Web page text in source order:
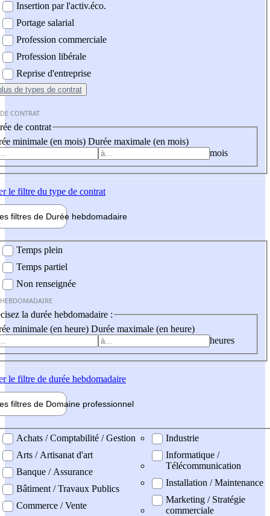
Insertion par l'activ.éco.
Portage salarial
Profession commerciale
Profession libérale
Reprise d'entreprise
de types de contrat
CONTRAT
de contrat
minimale (en mois) Durée maximale (en mois)
mois
le filtre du type de contrat
filtres de Durée hebdomadaire
Temps plein
Temps partiel
Non renseignée
la durée hebdomadaire :
minimale (en heure) Durée maximale (en heure)
heures
le filtre de durée hebdomadaire
filtres de Domaine professionnel
professionel
Achats / Comptabilité / Gestion
Arts / Artisanat d'art
Banque / Assurance
Bâtiment / Travaux Publics
Commerce / Vente
Industrie
Informatique /
Télécommunication
Installation / Maintenance
Marketing / Stratégie
commerciale